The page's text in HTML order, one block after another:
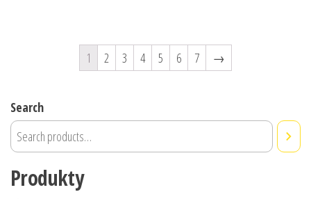
1 2 3 4 5 6 7 →
Search
Produkty